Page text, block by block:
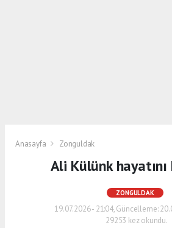
Anasayfa Zonguldak
Ali Külünk
ZONGULDAK
19.07.2026 - 21:04, Güncelleme:
29253 kez okundu.